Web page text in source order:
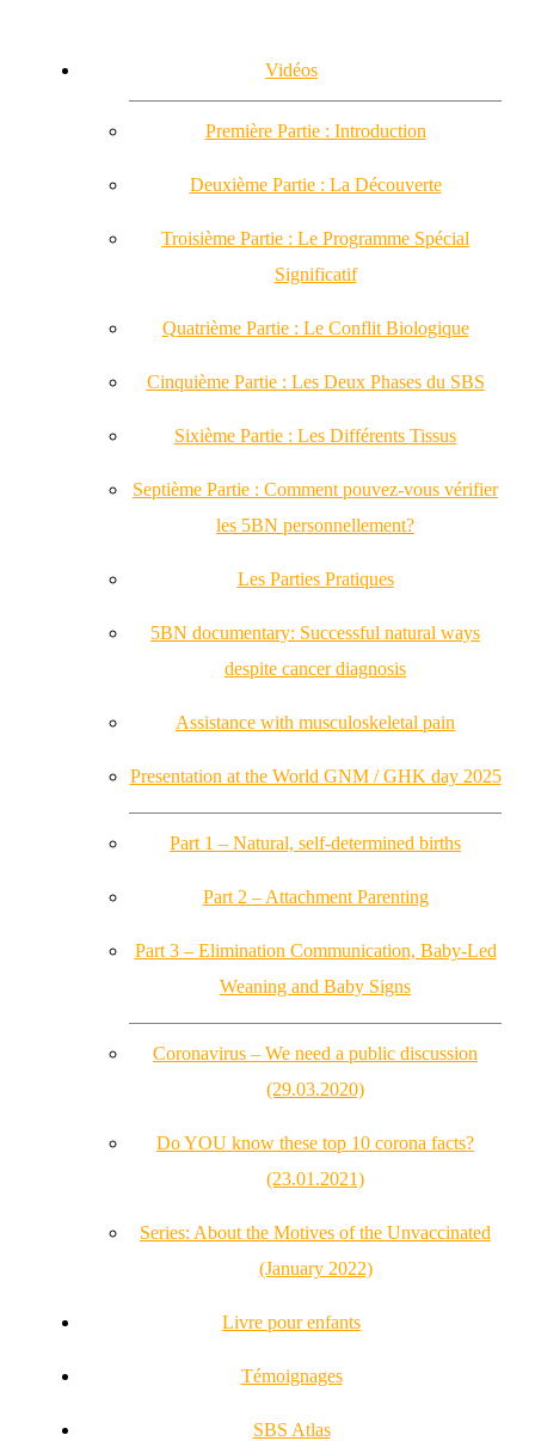
Vidéos
Première Partie : Introduction
Deuxième Partie : La Découverte
Troisième Partie : Le Programme Spécial
Significatif
Quatrième Partie : Le Conflit Biologique
Cinquième Partie : Les Deux Phases du SBS
Sixième Partie : Les Différents Tissus
Septième Partie : Comment pouvez-vous vérifier
les 5BN personnellement?
Les Parties Pratiques
5BN documentary: Successful natural ways
despite cancer diagnosis
Assistance with musculoskeletal pain
Presentation at the World GNM / GHK day 2025
Part 1 – Natural, self-determined births
Part 2 – Attachment Parenting
Part 3 – Elimination Communication, Baby-Led
Weaning and Baby Signs
Coronavirus – We need a public discussion
(29.03.2020)
Do YOU know these top 10 corona facts?
(23.01.2021)
Series: About the Motives of the Unvaccinated
(January 2022)
Livre pour enfants
Témoignages
SBS Atlas